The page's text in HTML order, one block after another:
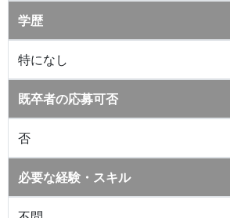
学歴
特になし
既卒者の応募可否
否
必要な経験・スキル